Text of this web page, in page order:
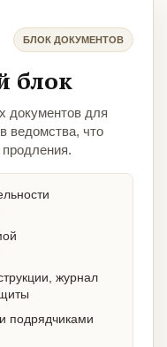
БЛОК ДОКУМЕНТОВ
блок
документов для
ведомства, что
журнал
подрядчиками